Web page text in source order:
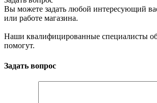
Вы можете задать любой интересующий
или работе магазина.
Наши квалифицированные специалисты
помогут.
Задать вопрос